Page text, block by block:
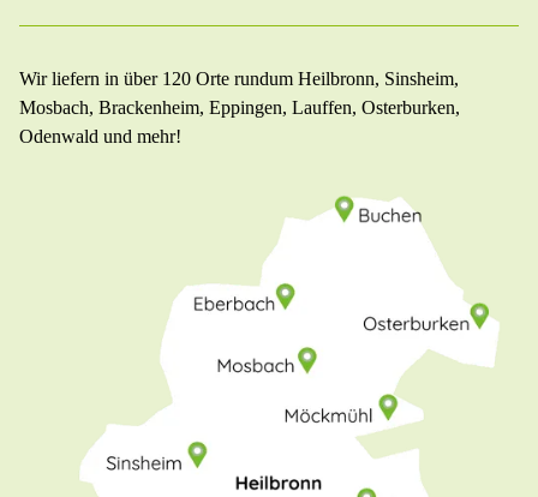
Wir liefern in über 120 Orte rundum Heilbronn, Sinsheim,
Mosbach, Brackenheim, Eppingen, Lauffen, Osterburken,
Odenwald und mehr!